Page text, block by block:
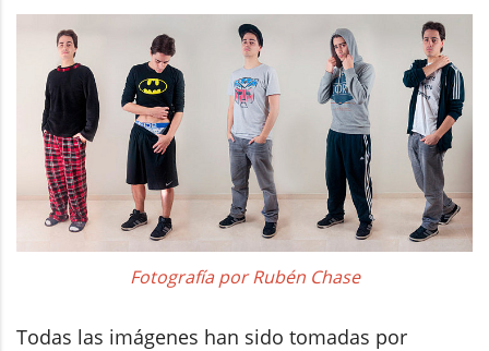
Fotografía por Rubén Chase
Todas las imágenes han sido tomadas por